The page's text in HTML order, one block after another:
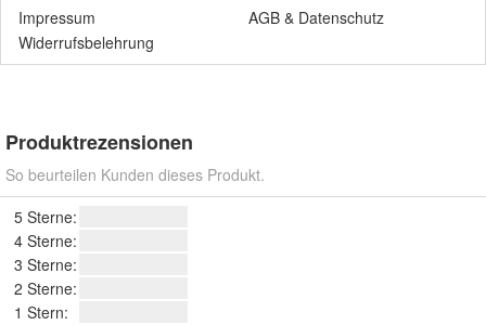
Impressum
AGB & Datenschutz
Widerrufsbelehrung
Produktrezensionen
So beurteilen Kunden dieses Produkt.
5 Sterne:
4 Sterne:
3 Sterne:
2 Sterne:
1 Stern: